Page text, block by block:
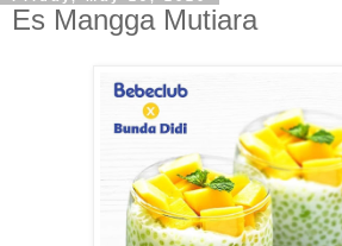
Es Mangga Mutiara